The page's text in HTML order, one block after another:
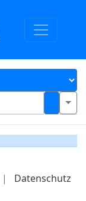
| Datenschutz